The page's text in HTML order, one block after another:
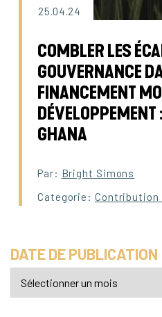
25.04.24
COMBLER LES
GOUVERNANCE
FINANCEMENT
DÉVELOPPEMENT
GHANA
Par: Bright Simons
Categorie: Contribution
DATE DE PUBLICATION